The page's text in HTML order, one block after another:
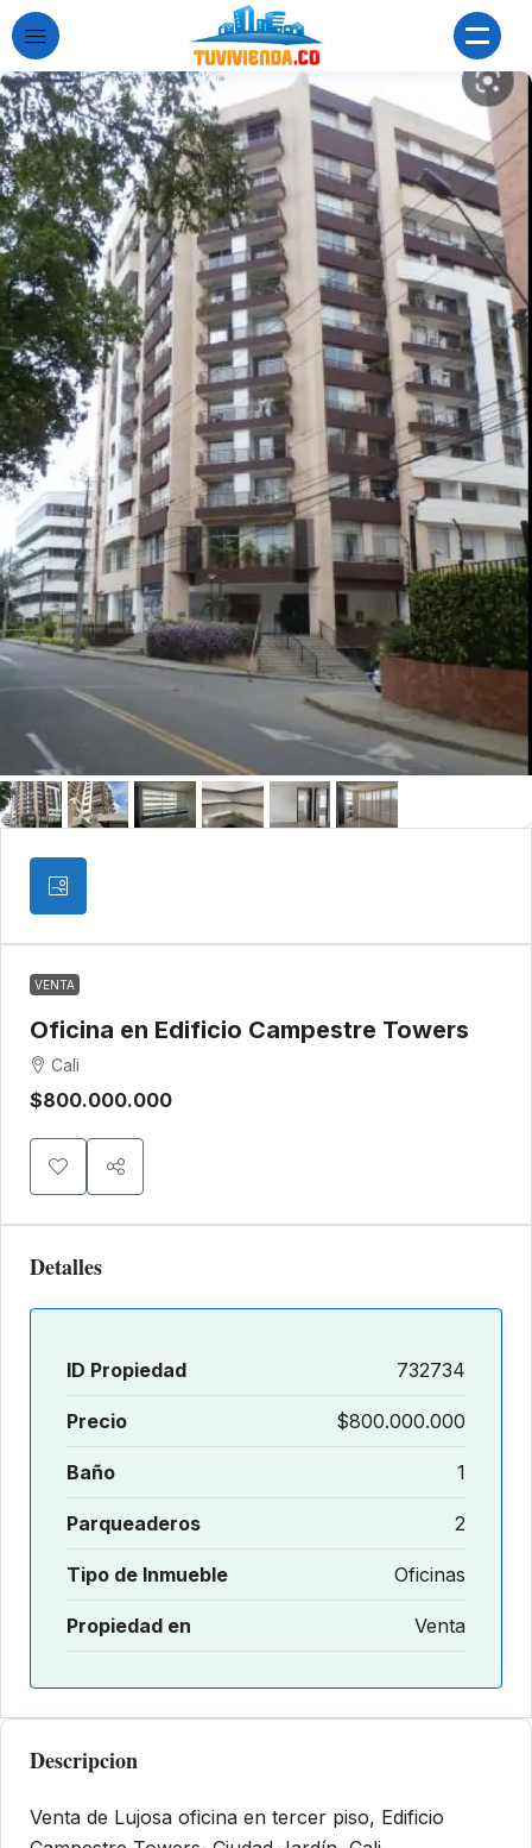
VENTA
Oficina en Edificio Campestre Towers
Cali
$800.000.000
Detalles
ID Propiedad 732734
Precio $800.000.000
Baño 1
Parqueaderos 2
Tipo de Inmueble Oficinas
Propiedad en Venta
Descripcion
Venta de Lujosa oficina en tercer piso, Edificio